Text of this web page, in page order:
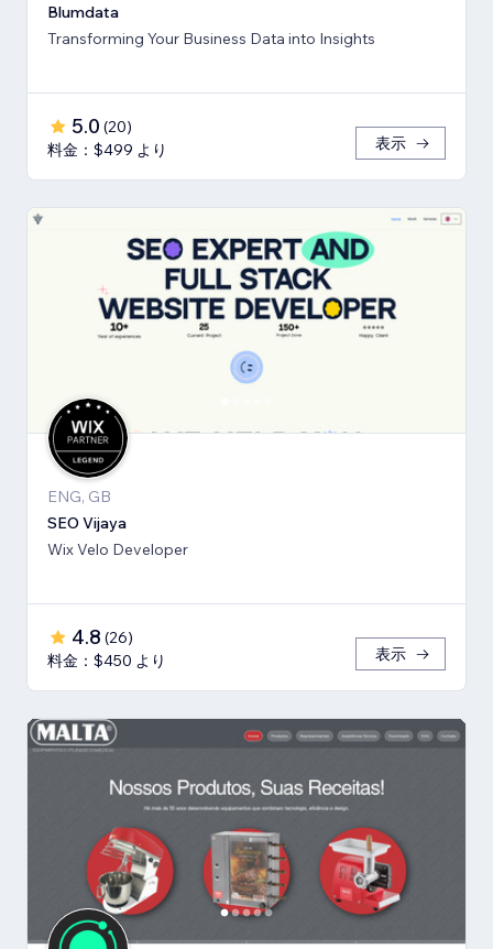
Blumdata
Transforming Your Business Data into Insights
5.0 (20)
料金：$499 より
表示
ENG, GB
SEO Vijaya
Wix Velo Developer
4.8 (26)
料金：$450 より
表示